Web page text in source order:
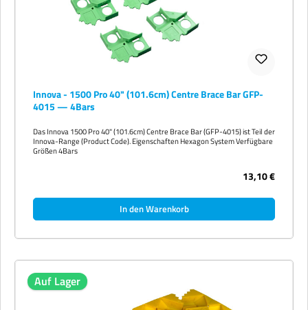
Innova - 1500 Pro 40" (101.6cm) Centre Brace Bar GFP-
4015 — 4Bars
Das Innova 1500 Pro 40" (101.6cm) Centre Brace Bar (GFP-4015) ist Teil der
Innova-Range (Product Code). Eigenschaften Hexagon System Verfügbare
Größen 4Bars
13,10 €
In den Warenkorb
Auf Lager